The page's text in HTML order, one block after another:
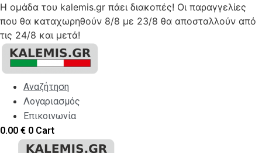
Η ομάδα του kalemis.gr πάει διακοπές! Οι παραγγελίες
που θα καταχωρηθούν 8/8 με 23/8 θα αποσταλλούν από
τις 24/8 και μετά!
Skip
content
Αναζήτηση
Λογαριασμός
Επικοινωνία
0.00 € 0 Cart